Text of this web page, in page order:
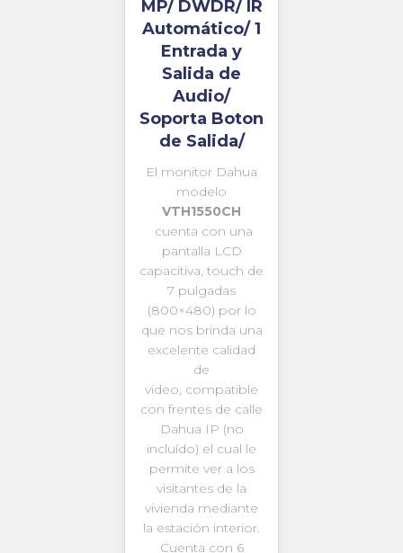
MP/ DWDR/ IR
Automático/ 1
Entrada y
Salida de
Audio/
Soporta Boton
de Salida/
El monitor Dahua
modelo
VTH1550CH
cuenta con una
pantalla LCD
capacitiva, touch de
7 pulgadas
(800×480) por lo
que nos brinda una
excelente calidad
de
video, compatible
con frentes de calle
Dahua IP (no
incluído) el cual le
permite ver a los
visitantes de la
vivienda mediante
la estación interior.
Cuenta con 6